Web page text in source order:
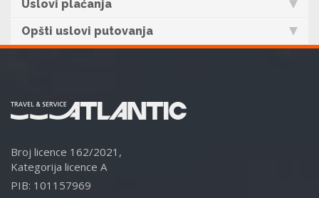
Uslovi plaćanja
Opšti uslovi putovanja
Broj licence 162/2021,
Kategorija licence A
PIB: 101157969